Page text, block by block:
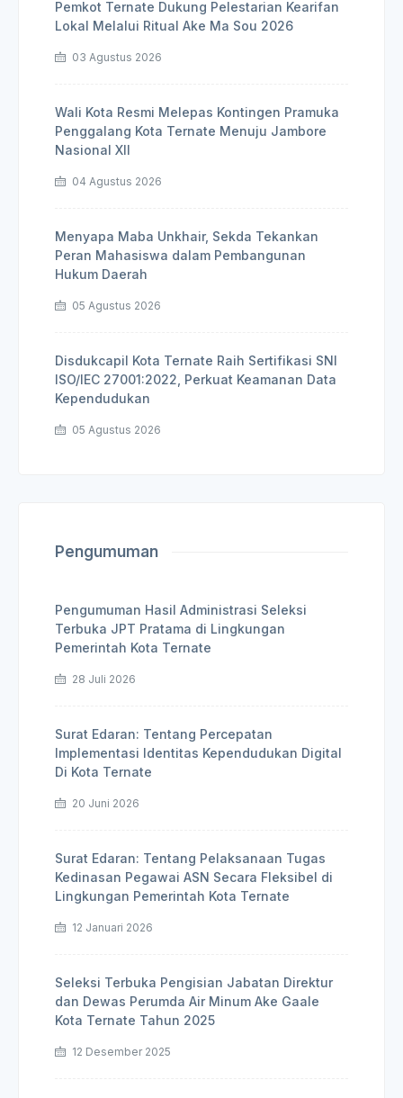
Pemkot Ternate Dukung Pelestarian Kearifan
Lokal Melalui Ritual Ake Ma Sou 2026
03 Agustus 2026
Wali Kota Resmi Melepas Kontingen Pramuka
Penggalang Kota Ternate Menuju Jambore
Nasional XII
04 Agustus 2026
Menyapa Maba Unkhair, Sekda Tekankan
Peran Mahasiswa dalam Pembangunan
Hukum Daerah
05 Agustus 2026
Disdukcapil Kota Ternate Raih Sertifikasi SNI
ISO/IEC 27001:2022, Perkuat Keamanan Data
Kependudukan
05 Agustus 2026
Pengumuman
Pengumuman Hasil Administrasi Seleksi
Terbuka JPT Pratama di Lingkungan
Pemerintah Kota Ternate
28 Juli 2026
Surat Edaran: Tentang Percepatan
Implementasi Identitas Kependudukan Digital
Di Kota Ternate
20 Juni 2026
Surat Edaran: Tentang Pelaksanaan Tugas
Kedinasan Pegawai ASN Secara Fleksibel di
Lingkungan Pemerintah Kota Ternate
12 Januari 2026
Seleksi Terbuka Pengisian Jabatan Direktur
dan Dewas Perumda Air Minum Ake Gaale
Kota Ternate Tahun 2025
12 Desember 2025